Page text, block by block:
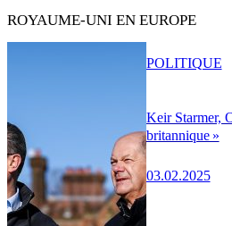
ROYAUME-UNI EN EUROPE
Keir Starmer,
britannique »
03.02.2025
POLITIQUE